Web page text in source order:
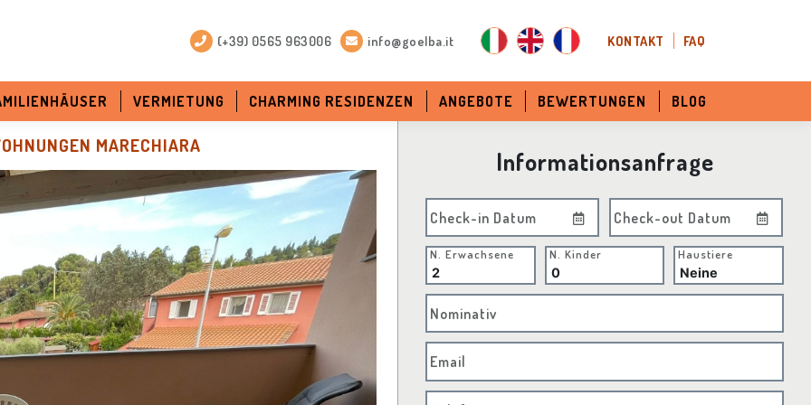
(+39) 0565 963006 info@goelba.it KONTAKT FAQ
VERMIETUNG CHARMING RESIDENZEN ANGEBOTE BEWERTUNGEN BLOG
MARECHIARA
Informationsanfrage
Check-in Datum Check-out Datum
N. Erwachsene N. Kinder Haustiere
Nominativ
Email